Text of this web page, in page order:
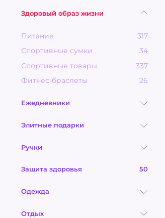
Здоровый образ жизни
Питание
317
Спортивные сумки
34
Спортивные товары
337
Фитнес-браслеты
26
Ежедневники
Элитные подарки
Ручки
Защита здоровья 50
Одежда
Отдых